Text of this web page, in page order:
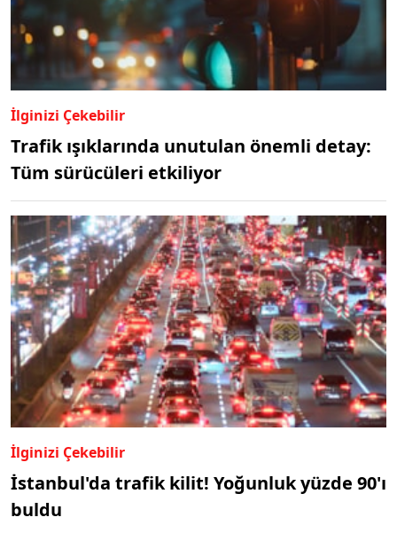
İlginizi Çekebilir
Trafik ışıklarında unutulan önemli detay:
Tüm sürücüleri etkiliyor
İlginizi Çekebilir
İstanbul'da trafik kilit! Yoğunluk yüzde 90'ı
buldu